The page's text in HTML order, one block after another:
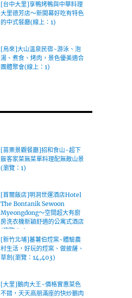
[台中大里]享鴨烤鴨與中華料理
大里德芳店～新開幕好吃有特色
的中式餐廳(線上：1)
[烏來]大山溫泉民宿~游泳、泡
湯、煮食、烤肉，景色優美適合
團體聚會(線上：1)
[苗栗景觀餐廳]招和食山~超下
飯客家菜無菜單料理配無敵山景
(瀏覽：1)
[首爾飯店]明洞世運酒店Hotel
The Bontanik Sewoon
Myeongdong～空間超大有廚
房洗衣機新穎舒適的公寓式酒店
(瀏覽：1)
[新竹北埔]蕃薯伯焢窯~體驗農
村生活，好玩的焢窯、做披薩、
草劍(瀏覽：14,403)
[大里]鵝肉大王~價格實惠菜色
不錯，天天高朋滿座的快炒鵝肉